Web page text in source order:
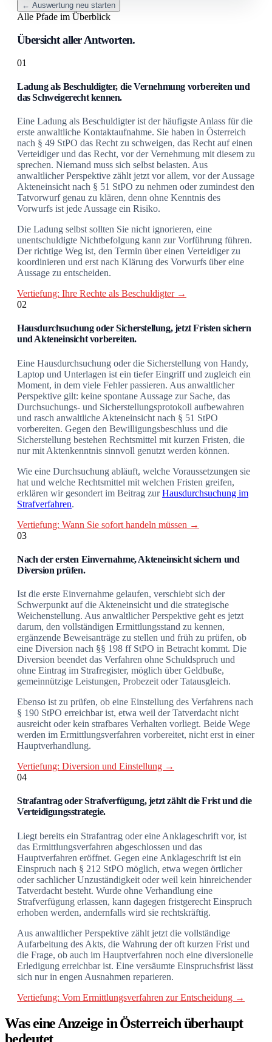
← Auswertung neu starten
Alle Pfade im Überblick
Übersicht aller Antworten.
01
Ladung als Beschuldigter, die Vernehmung vorbereiten und
das Schweigerecht kennen.
Eine Ladung als Beschuldigter ist der häufigste Anlass für die
erste anwaltliche Kontaktaufnahme. Sie haben in Österreich
nach § 49 StPO das Recht zu schweigen, das Recht auf einen
Verteidiger und das Recht, vor der Vernehmung mit diesem zu
sprechen. Niemand muss sich selbst belasten. Aus
anwaltlicher Perspektive zählt jetzt vor allem, vor der Aussage
Akteneinsicht nach § 51 StPO zu nehmen oder zumindest den
Tatvorwurf genau zu klären, denn ohne Kenntnis des
Vorwurfs ist jede Aussage ein Risiko.
Die Ladung selbst sollten Sie nicht ignorieren, eine
unentschuldigte Nichtbefolgung kann zur Vorführung führen.
Der richtige Weg ist, den Termin über einen Verteidiger zu
koordinieren und erst nach Klärung des Vorwurfs über eine
Aussage zu entscheiden.
Vertiefung: Ihre Rechte als Beschuldigter →
02
Hausdurchsuchung oder Sicherstellung, jetzt Fristen sichern
und Akteneinsicht vorbereiten.
Eine Hausdurchsuchung oder die Sicherstellung von Handy,
Laptop und Unterlagen ist ein tiefer Eingriff und zugleich ein
Moment, in dem viele Fehler passieren. Aus anwaltlicher
Perspektive gilt: keine spontane Aussage zur Sache, das
Durchsuchungs- und Sicherstellungsprotokoll aufbewahren
und rasch anwaltliche Akteneinsicht nach § 51 StPO
vorbereiten. Gegen den Bewilligungsbeschluss und die
Sicherstellung bestehen Rechtsmittel mit kurzen Fristen, die
nur mit Aktenkenntnis sinnvoll genutzt werden können.
Wie eine Durchsuchung abläuft, welche Voraussetzungen sie
hat und welche Rechtsmittel mit welchen Fristen greifen,
erklären wir gesondert im Beitrag zurHausdurchsuchung im
Strafverfahren.
Vertiefung: Wann Sie sofort handeln müssen →
03
Nach der ersten Einvernahme, Akteneinsicht sichern und
Diversion prüfen.
Ist die erste Einvernahme gelaufen, verschiebt sich der
Schwerpunkt auf die Akteneinsicht und die strategische
Weichenstellung. Aus anwaltlicher Perspektive geht es jetzt
darum, den vollständigen Ermittlungsstand zu kennen,
ergänzende Beweisanträge zu stellen und früh zu prüfen, ob
eine Diversion nach §§ 198 ff StPO in Betracht kommt. Die
Diversion beendet das Verfahren ohne Schuldspruch und
ohne Eintrag im Strafregister, möglich über Geldbuße,
gemeinnützige Leistungen, Probezeit oder Tatausgleich.
Ebenso ist zu prüfen, ob eine Einstellung des Verfahrens nach
§ 190 StPO erreichbar ist, etwa weil der Tatverdacht nicht
ausreicht oder kein strafbares Verhalten vorliegt. Beide Wege
werden im Ermittlungsverfahren vorbereitet, nicht erst in einer
Hauptverhandlung.
Vertiefung: Diversion und Einstellung →
04
Strafantrag oder Strafverfügung, jetzt zählt die Frist und die
Verteidigungsstrategie.
Liegt bereits ein Strafantrag oder eine Anklageschrift vor, ist
das Ermittlungsverfahren abgeschlossen und das
Hauptverfahren eröffnet. Gegen eine Anklageschrift ist ein
Einspruch nach § 212 StPO möglich, etwa wegen örtlicher
oder sachlicher Unzuständigkeit oder weil kein hinreichender
Tatverdacht besteht. Wurde ohne Verhandlung eine
Strafverfügung erlassen, kann dagegen fristgerecht Einspruch
erhoben werden, andernfalls wird sie rechtskräftig.
Aus anwaltlicher Perspektive zählt jetzt die vollständige
Aufarbeitung des Akts, die Wahrung der oft kurzen Frist und
die Frage, ob auch im Hauptverfahren noch eine diversionelle
Erledigung erreichbar ist. Eine versäumte Einspruchsfrist lässt
sich nur in engen Ausnahmen reparieren.
Vertiefung: Vom Ermittlungsverfahren zur Entscheidung →
Was eine Anzeige in Österreich überhaupt
bedeutet